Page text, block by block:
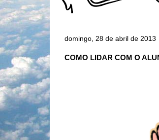
domingo, 28 de abril de 2013
COMO LIDAR COM O